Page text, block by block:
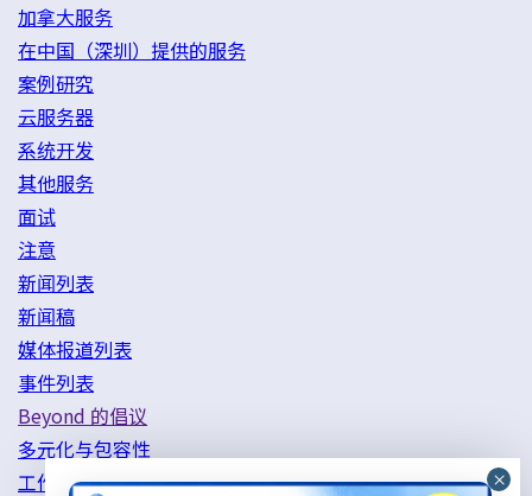
加拿大服务
在中国（深圳）提供的服务
案例研究
云服务器
系统开发
其他服务
面试
注意
新闻列表
新闻稿
媒体报道列表
事件列表
Beyond 的倡议
多元化与包容性
工作方式改革举措